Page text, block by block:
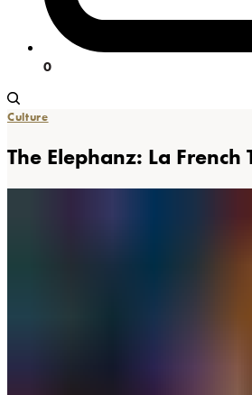
0
Culture
The Elephanz: La French